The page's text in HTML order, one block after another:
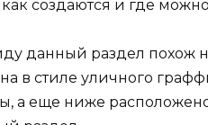
данный раздел похож
в стиле уличного
а еще ниже